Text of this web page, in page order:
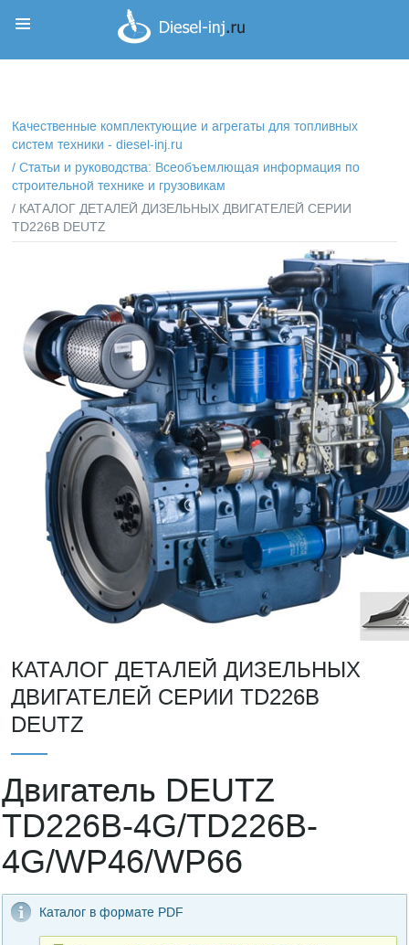
Качественные комплектующие и агрегаты для топливных
систем техники - diesel-inj.ru
/Статьи и руководства: Всеобъемлющая информация по
строительной технике и грузовикам
/ КАТАЛОГ ДЕТАЛЕЙ ДИЗЕЛЬНЫХ ДВИГАТЕЛЕЙ СЕРИИ
TD226B DEUTZ
КАТАЛОГ ДЕТАЛЕЙ ДИЗЕЛЬНЫХ
ДВИГАТЕЛЕЙ СЕРИИ TD226B
DEUTZ
Двигатель DEUTZ
TD226B-4G/TD226B-
4G/WP46/WP66
Каталог в формате PDF